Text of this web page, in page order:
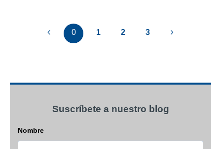
0 1 2 3
Suscríbete a nuestro blog
Nombre